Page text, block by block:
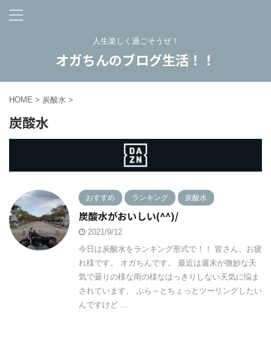
人生楽しく過ごそうぜ！
オガちんのブログ生活！！
HOME > 炭酸水 >
炭酸水
おすすめ ランキング 炭酸水
炭酸水がおいしい(^^)/
2021/9/12
今日は炭酸水をランキング形式で！！ 皆さん、お疲
れ様です。 オガちんです。 最近は週末が微妙な天
気で曇りの様な雨の様なはっきりしない天気に悩ま
されています。 ぷら～とちょっとツーリングしたい
んですけど ...